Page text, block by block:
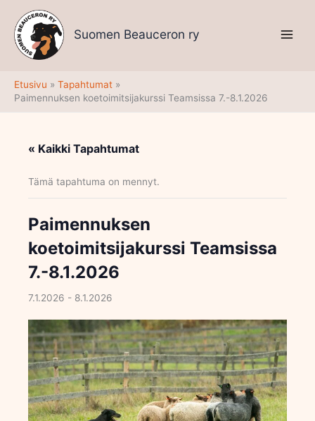
sisältöön
Suomen Beauceron ry
Etusivu
Tapahtumat
Paimennuksen koetoimitsijakurssi Teamsissa 7.-8.1.2026
« Kaikki Tapahtumat
Tämä tapahtuma on mennyt.
Paimennuksen
koetoimitsijakurssi Teamsissa
7.-8.1.2026
7.1.2026 - 8.1.2026